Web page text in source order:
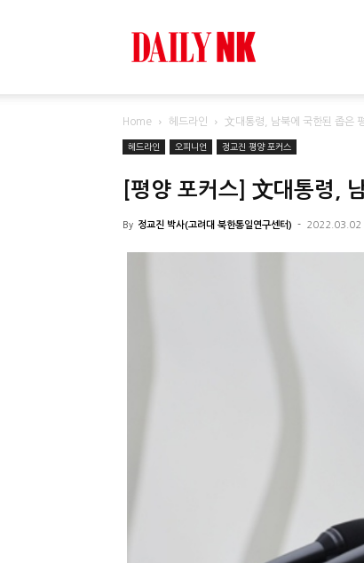
Home 헤드라인 文대통령, 남북에 국한된 좁은
헤드라인 오피니언 정교진 평양 포커스
[평양 포커스] 文대통령,
By 정교진 박사(고려대 북한통일연구센터) - 2022.03.02